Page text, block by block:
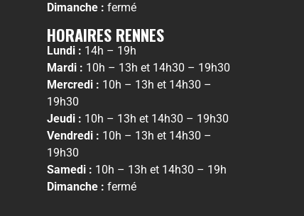
Dimanche : fermé
HORAIRES RENNES
Lundi : 14h – 19h
Mardi : 10h – 13h et 14h30 – 19h30
Mercredi : 10h – 13h et 14h30 –
19h30
Jeudi : 10h – 13h et 14h30 – 19h30
Vendredi : 10h – 13h et 14h30 –
19h30
Samedi : 10h – 13h et 14h30 – 19h
Dimanche : fermé